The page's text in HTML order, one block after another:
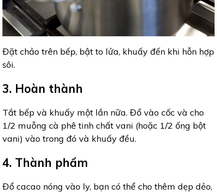
Đặt chảo trên bếp, bật to lửa, khuấy đến khi hỗn hợp
sôi.
3. Hoàn thành
Tắt bếp và khuấy một lần nữa. Đổ vào cốc và cho
1/2 muỗng cà phê tinh chất vani (hoặc 1/2 ống bột
vani) vào trong đó và khuấy đều.
4. Thành phẩm
Đổ cacao nóng vào ly, bạn có thể cho thêm dẹp dẻo,